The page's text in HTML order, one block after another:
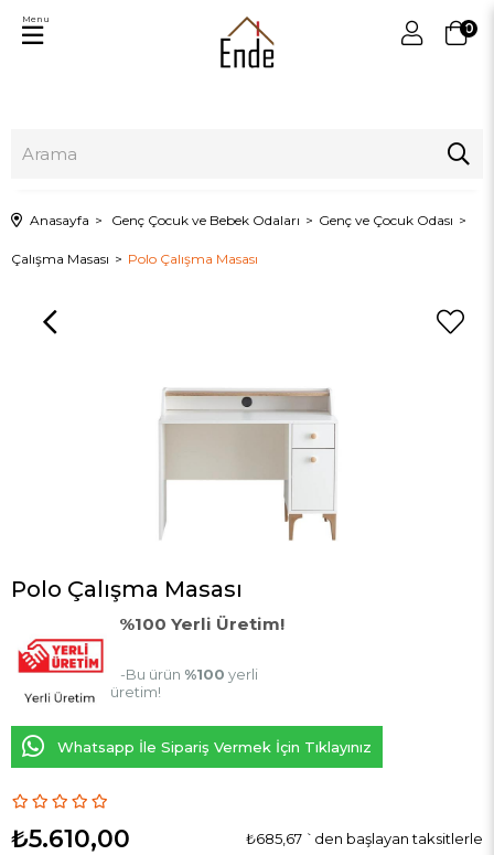
0
Menu
Anasayfa Genç Çocuk ve Bebek Odaları Genç ve Çocuk Odası
Çalışma Masası Polo Çalışma Masası
Polo Çalışma Masası
%100 Yerli Üretim!
-Bu ürün %100 yerli
üretim!
Whatsapp İle Sipariş Vermek İçin Tıklayınız
₺5.610,00 ₺685,67 `den başlayan taksitlerle